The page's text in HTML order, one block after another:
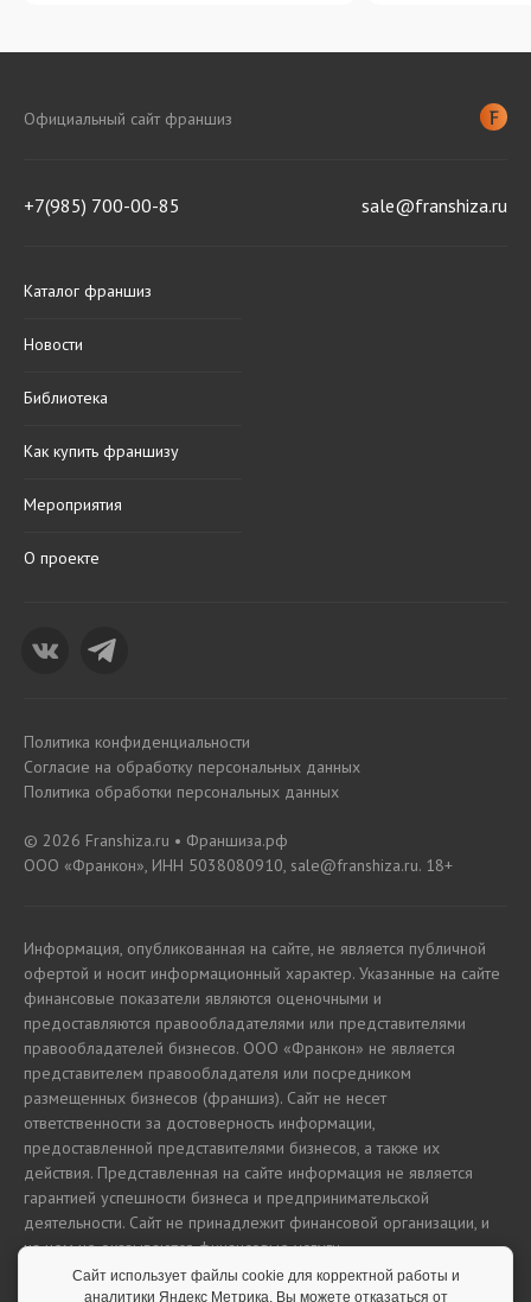
Официальный сайт франшиз
+7(985) 700-00-85 sale@franshiza.ru
Каталог франшиз
Новости
Библиотека
Как купить франшизу
Мероприятия
О проекте
Политика конфиденциальности
Согласие на обработку персональных данных
Политика обработки персональных данных
© 2026 Franshiza.ru • Франшиза.рф
ООО «Франкон», ИНН 5038080910, sale@franshiza.ru. 18+
Информация, опубликованная на сайте, не является публичной
офертой и носит информационный характер. Указанные на сайте
финансовые показатели являются оценочными и
предоставляются правообладателями или представителями
правообладателей бизнесов. ООО «Франкон» не является
представителем правообладателя или посредником
размещенных бизнесов (франшиз). Сайт не несет
ответственности за достоверность информации,
предоставленной представителями бизнесов, а также их
действия. Представленная на сайте информация не является
гарантией успешности бизнеса и предпринимательской
деятельности. Сайт не принадлежит финансовой организации, и
на нем не оказываются финансовые услуги.
Сайт использует файлы cookie для корректной работы и
аналитики Яндекс Метрика. Вы можете отказаться от